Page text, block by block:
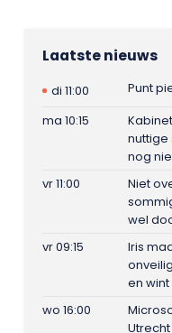
Laatste nieuws
di 11:00
Punt
ma 10:15
nuttige
nog
vr 11:00
Niet
wel
vr 09:15
Iris
en
wo 16:00